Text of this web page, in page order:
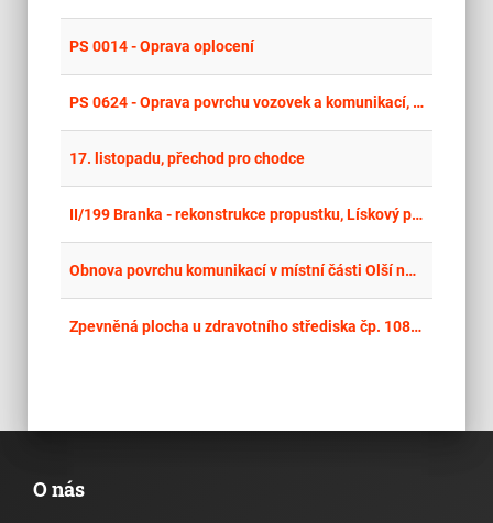
PS 0014 - Oprava oplocení
PS 0624 - Oprava povrchu vozovek a komunikací, kasárna Dědice, posádka Vyškov
17. listopadu, přechod pro chodce
II/199 Branka - rekonstrukce propustku, Lískový potok
Obnova povrchu komunikací v místní části Olší nad Oslavou
Zpevněná plocha u zdravotního střediska čp. 1089 Návsí
O nás